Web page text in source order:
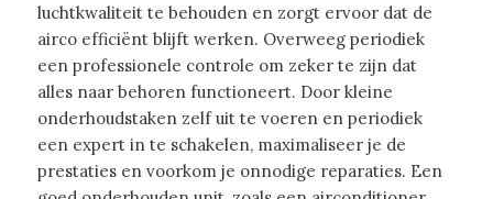
luchtkwaliteit te behouden en zorgt ervoor dat de
airco efficiënt blijft werken. Overweeg periodiek
een professionele controle om zeker te zijn dat
alles naar behoren functioneert. Door kleine
onderhoudstaken zelf uit te voeren en periodiek
een expert in te schakelen, maximaliseer je de
prestaties en voorkom je onnodige reparaties. Een